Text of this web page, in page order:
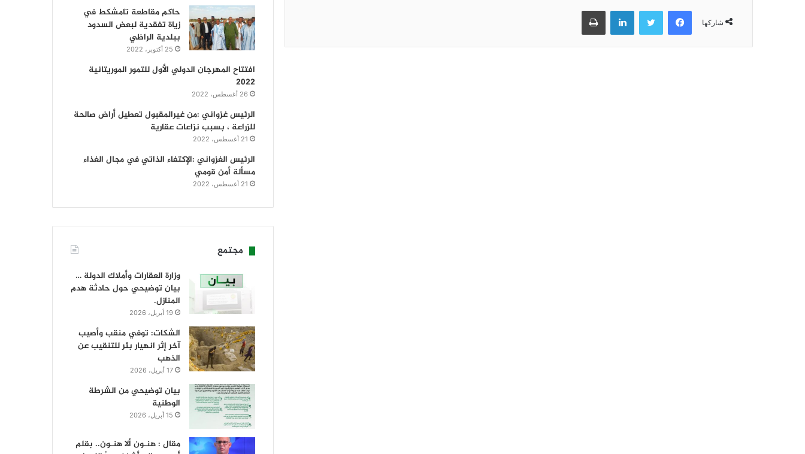
شاركها
فيسبوك تويتر لينكدإن طباعة
حاكم مقاطعة تامشكط في
زياة تفقدية لبعض السدود
ببلدية الراظي
25 أكتوبر، 2022
افتتاح المهرجان الدولي الأول للتمور الموريتانية
2022
26 أغسطس، 2022
الرئيس غزواني :من غيرالمقبول تعطيل أراض صالحة
للزراعة ، بسبب نزاعات عقارية
21 أغسطس، 2022
الرئيس الغزواني :الإكتفاء الذاتي في مجال الغذاء
مسألة أمن قومي
21 أغسطس، 2022
مجتمع
وزارة العقارات وأملاك الدولة …
بيان توضيحي حول حادثة هدم
المنازل.
19 أبريل، 2026
الشكات: توفي منقب وأصيب
آخر إثر انهيار بئر للتنقيب عن
الذهب
17 أبريل، 2026
بيان توضيحي من الشرطة
الوطنية
15 أبريل، 2026
مقال : هنـون ألا هنـون.. بقلم